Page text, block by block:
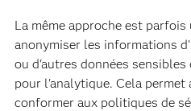
La même approche est
anonymiser les informations
ou d'autres données
pour l'analytique. Cela permet
conformer aux politiques de